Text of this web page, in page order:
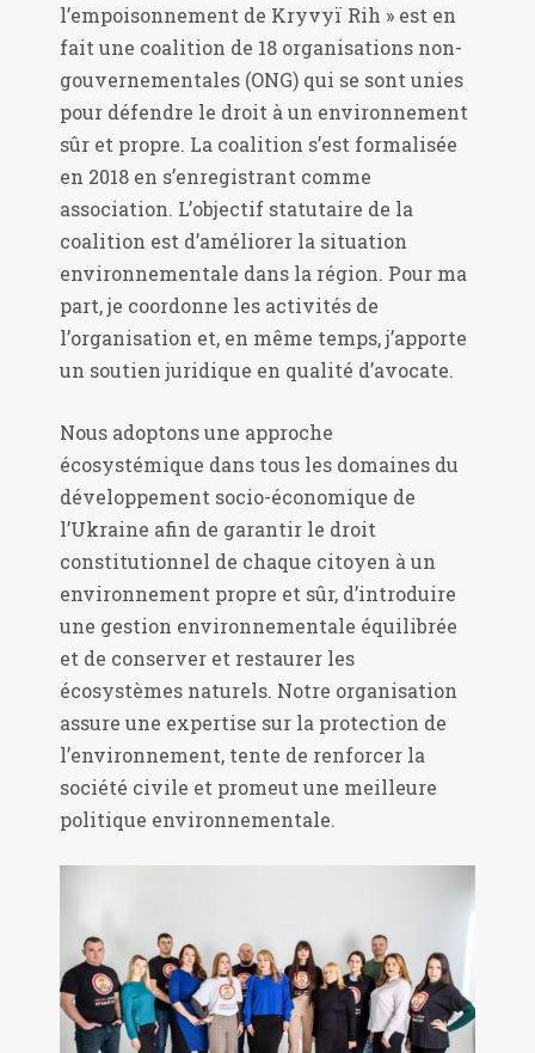
l’empoisonnement de Kryvyï Rih » est en
fait une coalition de 18 organisations non-
gouvernementales (ONG) qui se sont unies
pour défendre le droit à un environnement
sûr et propre. La coalition s’est formalisée
en 2018 en s’enregistrant comme
association. L’objectif statutaire de la
coalition est d’améliorer la situation
environnementale dans la région. Pour ma
part, je coordonne les activités de
l’organisation et, en même temps, j’apporte
un soutien juridique en qualité d’avocate.
Nous adoptons une approche
écosystémique dans tous les domaines du
développement socio-économique de
l’Ukraine afin de garantir le droit
constitutionnel de chaque citoyen à un
environnement propre et sûr, d’introduire
une gestion environnementale équilibrée
et de conserver et restaurer les
écosystèmes naturels. Notre organisation
assure une expertise sur la protection de
l’environnement, tente de renforcer la
société civile et promeut une meilleure
politique environnementale.